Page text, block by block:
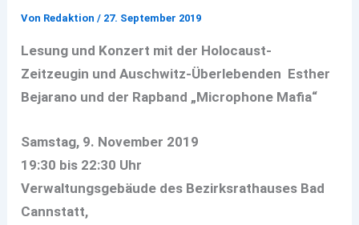
Von Redaktion/ 27. September 2019
Lesung und Konzert mit der Holocaust-
Zeitzeugin und Auschwitz-Überlebenden Esther
Bejarano und der Rapband „Microphone Mafia“
Samstag, 9. November 2019
19:30 bis 22:30 Uhr
Verwaltungsgebäude des Bezirksrathauses Bad
Cannstatt,